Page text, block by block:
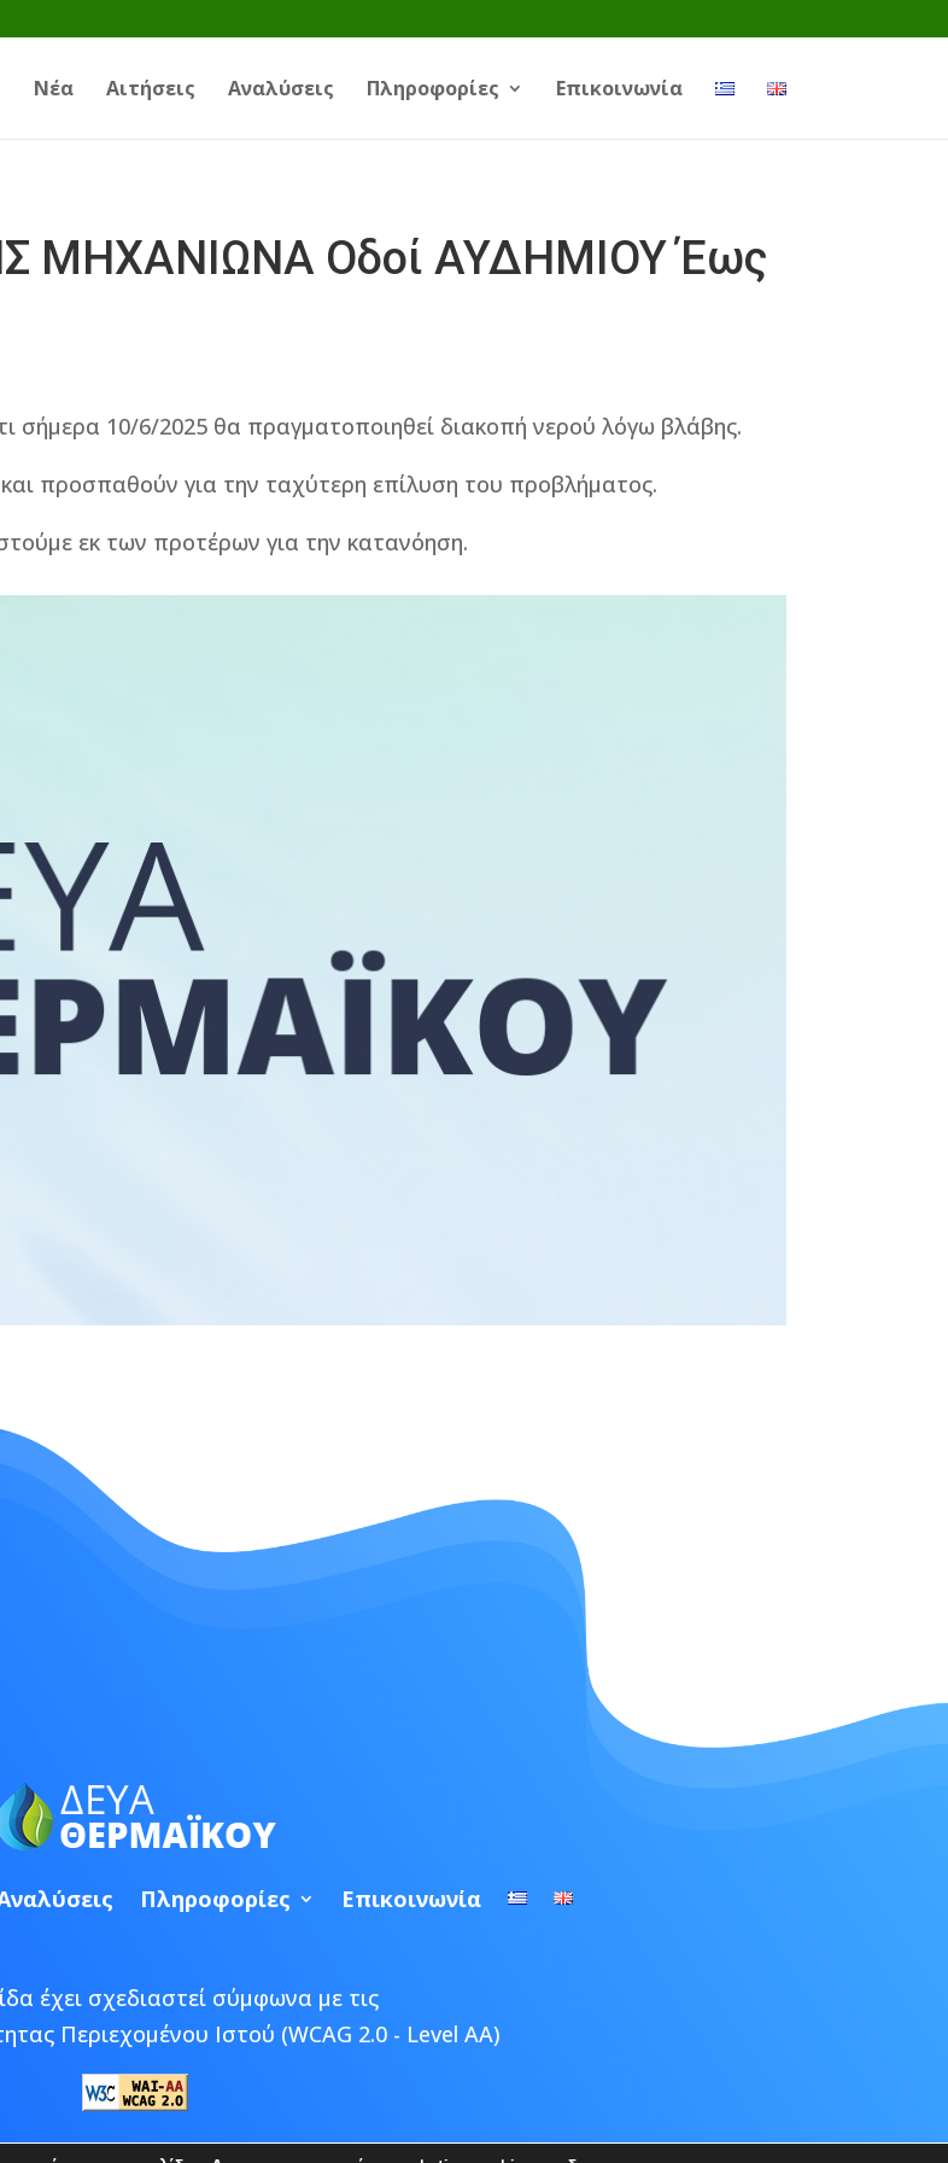
Νέα Αιτήσεις Αναλύσεις Πληροφορίες Επικοινωνία
ΜΗΧΑΝΙΩΝΑ Οδοί ΑΥΔΗΜΙΟΥ Έως
σήμερα 10/6/2025 θα πραγματοποιηθεί διακοπή νερού λόγω βλάβης.
προσπαθούν για την ταχύτερη επίλυση του προβλήματος.
εκ των προτέρων για την κατανόηση.
Πληροφορίες Επικοινωνία
έχει σχεδιαστεί σύμφωνα με τις
Περιεχομένου Ιστού (WCAG 2.0 - Level AA)